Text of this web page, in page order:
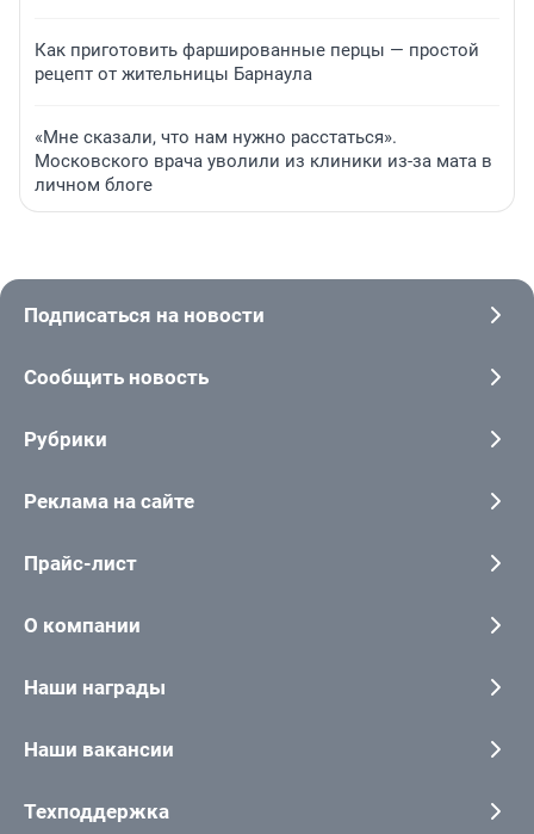
Как приготовить фаршированные перцы — простой
рецепт от жительницы Барнаула
«Мне сказали, что нам нужно расстаться».
Московского врача уволили из клиники из-за мата в
личном блоге
Подписаться на новости
Сообщить новость
Рубрики
Реклама на сайте
Прайс-лист
О компании
Наши награды
Наши вакансии
Техподдержка